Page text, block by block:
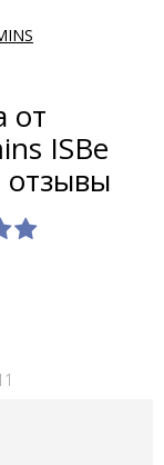
от
ISBe
отзывы